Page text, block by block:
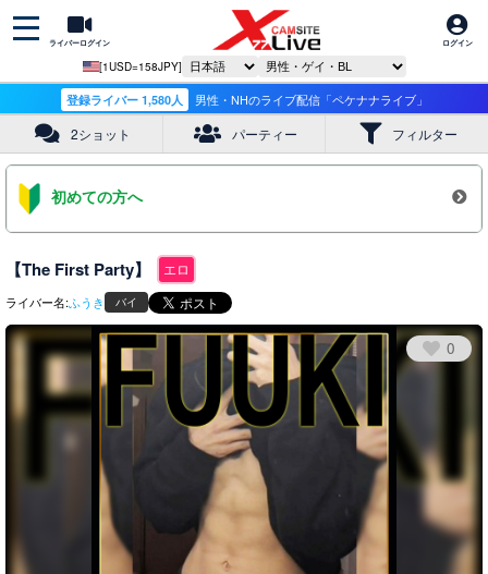
ライバーログイン ログイン
[1USD=158JPY]
登録ライバー 1,580人 男性・NHのライブ配信「ペケナナライブ」
2ショット パーティー フィルター
初めての方へ
【The First Party】 エロ
ライバー名:ふうき バイ
0